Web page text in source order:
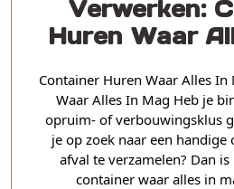
Verwerken:
Huren Waar
Container Huren Waar Alles
Waar Alles In Mag Heb je
opruim- of verbouwingsklus
je op zoek naar een
afval te verzamelen? Dan
container waar alles in